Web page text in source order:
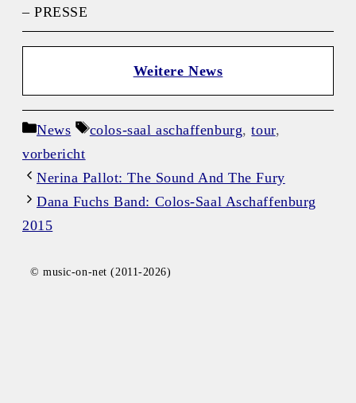
– PRESSE
Weitere News
Kategorien
News Schlagwörter
colos-saal aschaffenburg,tour,
vorbericht
Nerina Pallot: The Sound And The Fury
Dana Fuchs Band: Colos-Saal Aschaffenburg
2015
© music-on-net (2011-2026)